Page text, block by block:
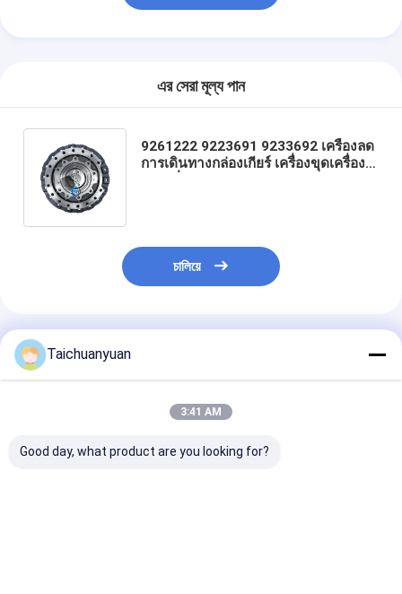
এর সেরা মূল্য পান
9261222 9223691 9233692 เครื่องลด
การเดินทางกล่องเกียร์ เครื่องขุดเครื่อง
চালিয়ে
แนะนำผลิตภัณฑ์
Taichuanyuan
3:41 AM
Good day, what product are you looking for?